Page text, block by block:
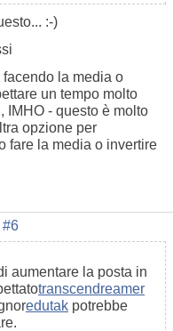
:-)
la media o
un tempo molto
IMHO - questo è molto
opzione per
fare la media o invertire
#6
aumentare la posta in
transcendreamer
edutak potrebbe